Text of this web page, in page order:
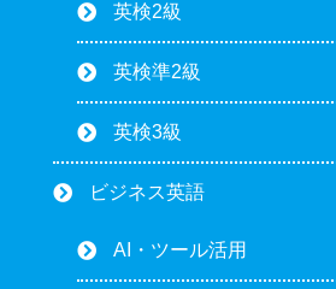
英検2級
英検準2級
英検3級
ビジネス英語
AI・ツール活用